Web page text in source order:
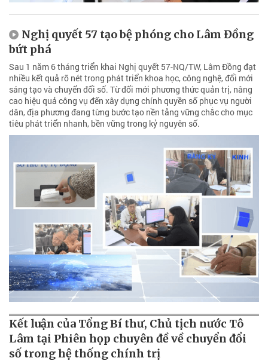
Nghị quyết 57 tạo bệ phóng cho Lâm Đồng
bứt phá
Sau 1 năm 6 tháng triển khai Nghị quyết 57-NQ/TW, Lâm Đồng đạt
nhiều kết quả rõ nét trong phát triển khoa học, công nghệ, đổi mới
sáng tạo và chuyển đổi số. Từ đổi mới phương thức quản trị, nâng
cao hiệu quả công vụ đến xây dựng chính quyền số phục vụ người
dân, địa phương đang từng bước tạo nền tảng vững chắc cho mục
tiêu phát triển nhanh, bền vững trong kỷ nguyên số.
Kết luận của Tổng Bí thư, Chủ tịch nước Tô
Lâm tại Phiên họp chuyên đề về chuyển đổi
số trong hệ thống chính trị